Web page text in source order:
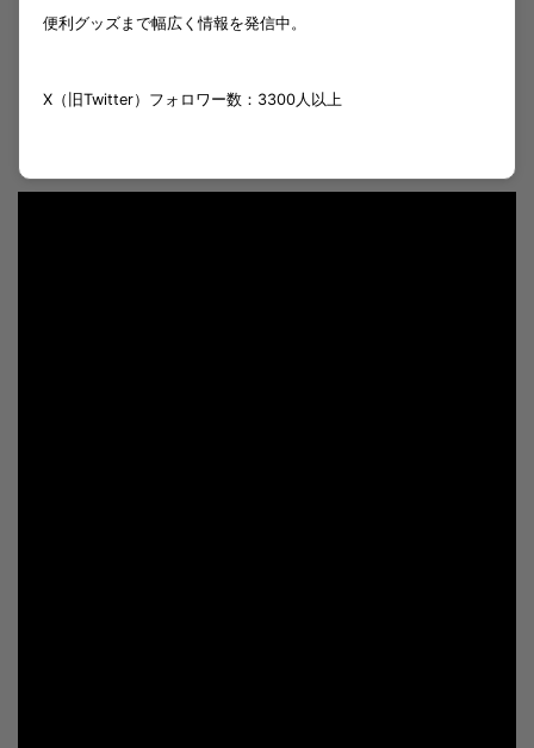
便利グッズまで幅広く情報を発信中。
X（旧Twitter）フォロワー数：3300人以上